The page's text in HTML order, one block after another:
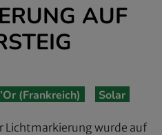
AUF
(Frankreich) Solar
Lichtmarkierung wurde auf